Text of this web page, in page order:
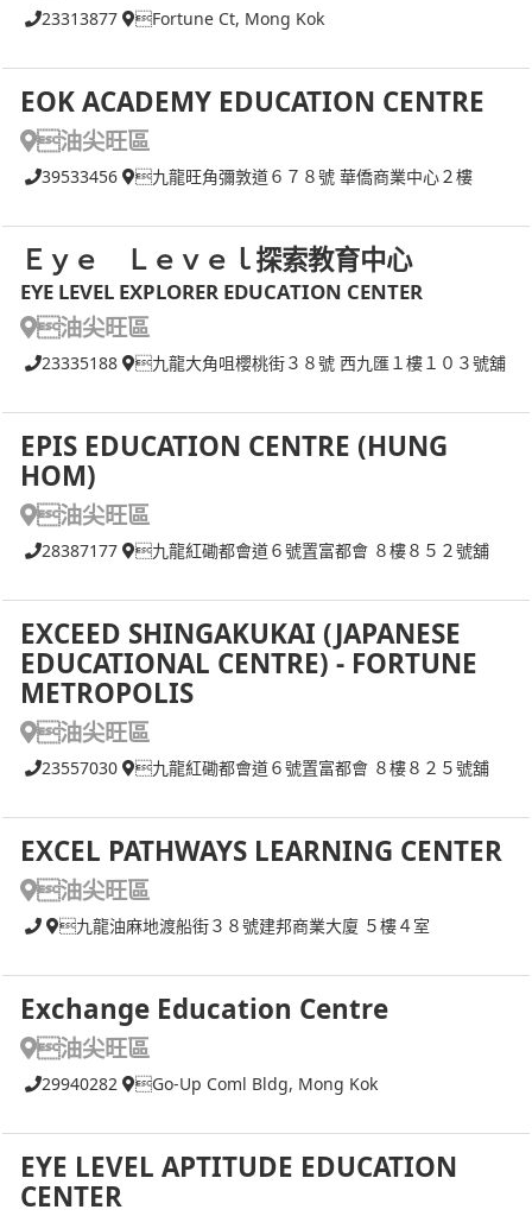
23313877 Fortune Ct, Mong Kok
EOK ACADEMY EDUCATION CENTRE
油尖旺區
39533456 九龍旺角彌敦道６７８號 華僑商業中心２樓
Ｅｙｅ Ｌｅｖｅｌ探索教育中心
EYE LEVEL EXPLORER EDUCATION CENTER
油尖旺區
23335188 九龍大角咀櫻桃街３８號 西九匯１樓１０３號舖
EPIS EDUCATION CENTRE (HUNG
HOM)
油尖旺區
28387177 九龍紅磡都會道６號置富都會 ８樓８５２號舖
EXCEED SHINGAKUKAI (JAPANESE
EDUCATIONAL CENTRE) - FORTUNE
METROPOLIS
油尖旺區
23557030 九龍紅磡都會道６號置富都會 ８樓８２５號舖
EXCEL PATHWAYS LEARNING CENTER
油尖旺區
九龍油麻地渡船街３８號建邦商業大廈 ５樓４室
Exchange Education Centre
油尖旺區
29940282 Go-Up Coml Bldg, Mong Kok
EYE LEVEL APTITUDE EDUCATION
CENTER